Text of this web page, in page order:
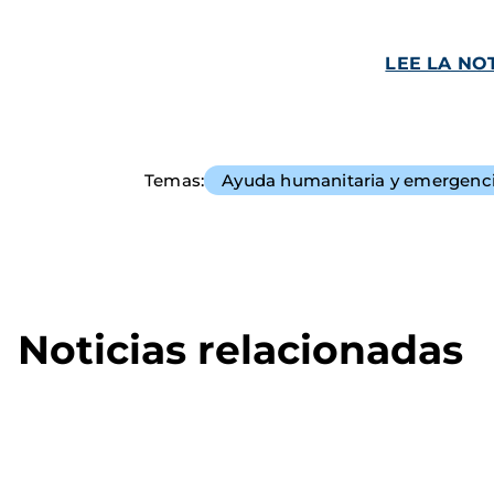
LEE LA
Temas Ayuda humanitaria y
Noticias relacionadas